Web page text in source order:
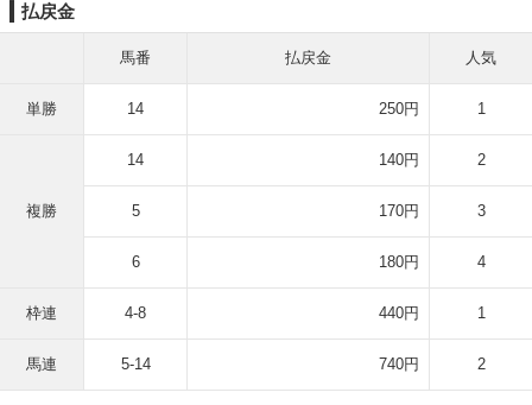
払戻金
馬番 払戻金 人気
単勝 14 250円 1
複勝
14 140円 2
5 170円 3
6 180円 4
枠連 4-8 440円 1
馬連 5-14 740円 2